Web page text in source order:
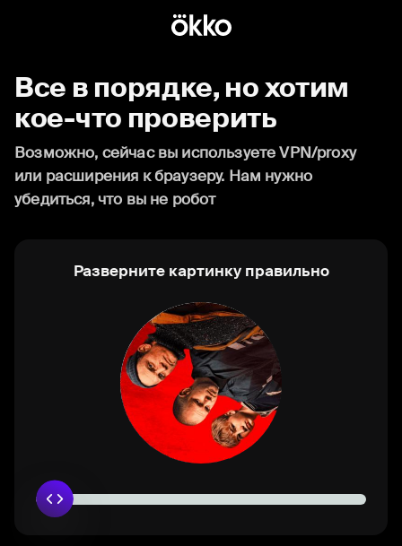
Все в порядке, но хотим
кое-что проверить
Возможно, сейчас вы используете VPN/proxy
или расширения к браузеру. Нам нужно
убедиться, что вы не робот
Разверните картинку правильно